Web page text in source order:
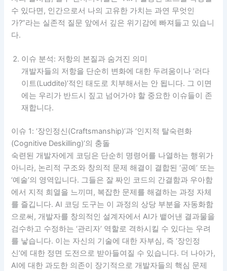
수 있다면, 인간으로서 나의 고유한 가치는 과연 무엇인
가?”라는 실존적 질문 앞에서 깊은 위기감에 빠져들고 있습니
다.
이슈 분석: 저항의 본질과 숨겨진 의미
개발자들의 저항을 단순히 변화에 대한 두려움이나 ‘러다
이트(Luddite)’적인 태도로 치부해서는 안 됩니다. 그 이면
에는 우리가 반드시 짚고 넘어가야 할 중요한 이슈들이 존
재합니다.
이슈 1: ‘장인정신(Craftsmanship)’과 ‘인지적 탈숙련화
(Cognitive Deskilling)’의 충돌
숙련된 개발자에게 코딩은 단순히 명령어를 나열하는 행위가
아니라, 논리적 구조와 창의적 문제 해결이 결합된 ‘공예’ 또는
‘예술’의 영역입니다. 그들은 잘 짜인 코드의 간결함과 우아함
에서 지적 희열을 느끼며, 복잡한 문제를 해결하는 과정 자체
를 즐깁니다. AI 코딩 도구는 이 과정의 상당 부분을 자동화함
으로써, 개발자를 창의적인 설계자에서 AI가 뱉어낸 결과물을
검수하고 수정하는 ‘관리자’ 역할로 격하시킬 수 있다는 우려
를 낳습니다. 이는 자신의 기술에 대한 자부심, 즉 ‘장인정
신’에 대한 정면 도전으로 받아들여질 수 있습니다. 더 나아가,
AI에 대한 과도한 의존이 장기적으로 개발자들의 핵심 문제